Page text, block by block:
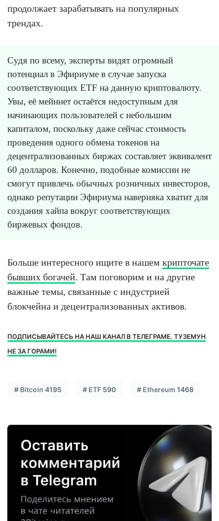
продолжает зарабатывать на популярных
трендах.
Судя по всему, эксперты видят огромный
потенциал в Эфириуме в случае запуска
соответствующих ETF на данную криптовалюту.
Увы, её мейннет остаётся недоступным для
начинающих пользователей с небольшим
капиталом, поскольку даже сейчас стоимость
проведения одного обмена токенов на
децентрализованных биржах составляет эквивалент
60 долларов. Конечно, подобные комиссии не
смогут привлечь обычных розничных инвесторов,
однако репутации Эфириума наверняка хватит для
создания хайпа вокруг соответствующих
биржевых фондов.
Больше интересного ищите в нашем крипточате
бывших богачей. Там поговорим и на другие
важные темы, связанные с индустрией
блокчейна и децентрализованных активов.
ПОДПИСЫВАЙТЕСЬ НА НАШ КАНАЛ В ТЕЛЕГРАМЕ. ТУЗЕМУН
НЕ ЗА ГОРАМИ!
# Bitcoin 4195 # ETF 590 # Ethereum 1468